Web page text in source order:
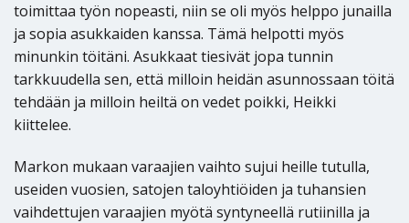
toimittaa työn nopeasti, niin se oli myös helppo junailla
ja sopia asukkaiden kanssa. Tämä helpotti myös
minunkin töitäni. Asukkaat tiesivät jopa tunnin
tarkkuudella sen, että milloin heidän asunnossaan töitä
tehdään ja milloin heiltä on vedet poikki, Heikki
kiittelee.
Markon mukaan varaajien vaihto sujui heille tutulla,
useiden vuosien, satojen taloyhtiöiden ja tuhansien
vaihdettujen varaajien myötä syntyneellä rutiinilla ja